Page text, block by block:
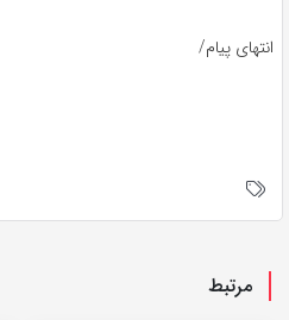
انتهای پیام/
مرتبط